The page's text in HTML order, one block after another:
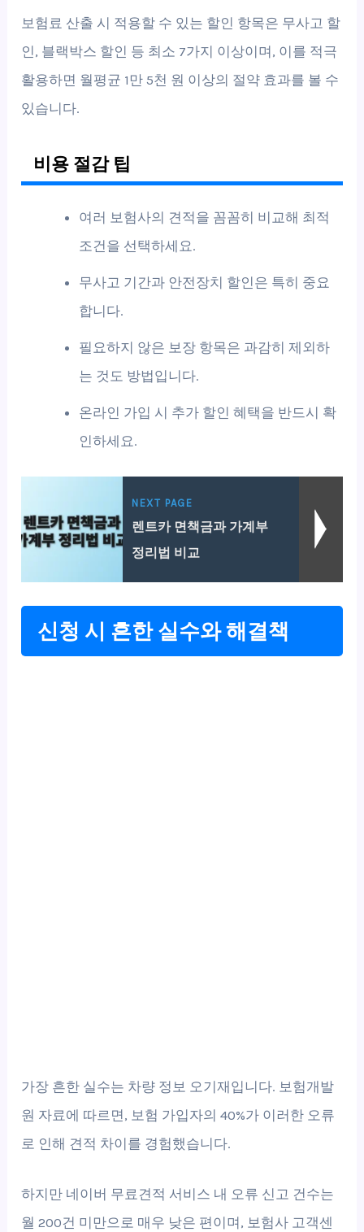
보험료 산출 시 적용할 수 있는 할인 항목은 무사고 할
인, 블랙박스 할인 등 최소 7가지 이상이며, 이를 적극
활용하면 월평균 1만 5천 원 이상의 절약 효과를 볼 수
있습니다.
비용 절감 팁
여러 보험사의 견적을 꼼꼼히 비교해 최적
조건을 선택하세요.
무사고 기간과 안전장치 할인은 특히 중요
합니다.
필요하지 않은 보장 항목은 과감히 제외하
는 것도 방법입니다.
온라인 가입 시 추가 할인 혜택을 반드시 확
인하세요.
NEXT PAGE
렌트카 면책금과 가계부
정리법 비교
신청 시 흔한 실수와 해결책
가장 흔한 실수는 차량 정보 오기재입니다. 보험개발
원 자료에 따르면, 보험 가입자의 40%가 이러한 오류
로 인해 견적 차이를 경험했습니다.
하지만 네이버 무료견적 서비스 내 오류 신고 건수는
월 200건 미만으로 매우 낮은 편이며, 보험사 고객센